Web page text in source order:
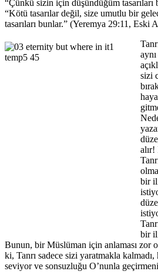
“Çünkü sizin için düşündüğüm
“Kötü tasarılar değil, size umutlu bir
tasarıları bunlar.” (Yeremya 29:11, Eski
sizi
bir
bir
Bunun, bir Müslüman için anlaması zor
ki, Tanrı sadece sizi yaratmakla
seviyor ve sonsuzluğu O’nunla